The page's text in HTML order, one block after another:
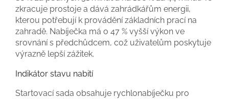
zkracuje prostoje a dává zahrádkářům energii,
kterou potřebují k provádění základních prací na
zahradě. Nabíječka má o 47 % vyšší výkon ve
srovnání s předchůdcem, což uživatelům poskytuje
výrazně lepší zážitek.
Indikátor stavu nabití
Startovací sada obsahuje rychlonabíječku pro